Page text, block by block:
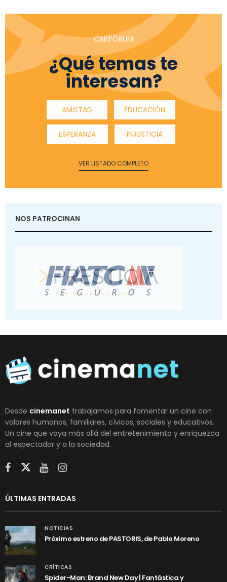
CINEFÓRUM
¿Qué temas te
interesan?
AMISTAD EDUCACIÓN
ESPERANZA INJUSTICIA
VER LISTADO COMPLETO
NOS PATROCINAN
Desde cinemanet trabajamos para fomentar un cine con
valores humanos, familiares, cívicos, sociales y educativos.
Un cine que vaya más allá del entretenimiento y enriquezca
al espectador y a la sociedad.
ÚLTIMAS ENTRADAS
NOTICIAS
Próximo estreno de PASTORIS, de Pablo Moreno
CRÍTICAS
Spider-Man: Brand New Day | Fantástica y